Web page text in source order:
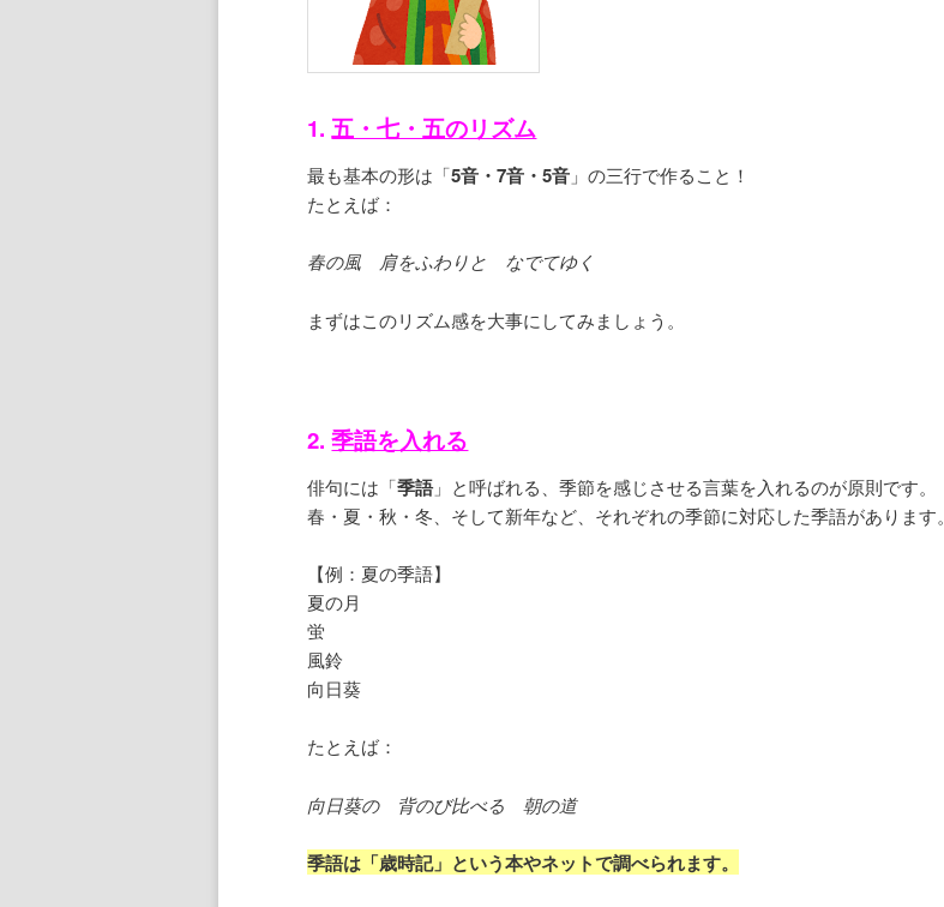
1.五・七・五のリズム
最も基本の形は「5音・7音・5音 」の三行で作ること！
たとえば：
春の風 肩をふわりと なでてゆく
まずはこのリズム感を大事にしてみましょう。
2.季語を入れる
俳句には「季語」と呼ばれる、季節を感じさせる言葉を入れるのが原則です。
春・夏・秋・冬、そして新年など、それぞれの季節に対応した季語があります。
【例：夏の季語】
夏の月
蛍
風鈴
向日葵
たとえば：
向日葵の 背のび比べる 朝の道
季語は「歳時記」という本やネットで調べられます。